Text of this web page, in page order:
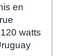
en
watts